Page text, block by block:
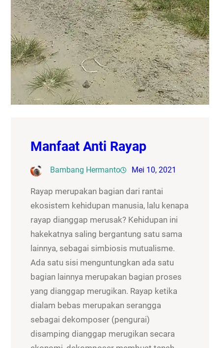
Manfaat Anti Rayap
Bambang Hermanto Mei 10, 2021
Rayap merupakan bagian dari rantai
ekosistem kehidupan manusia, lalu kenapa
rayap dianggap merusak? Kehidupan ini
hakekatnya saling bergantung satu sama
lainnya, sebagai simbiosis mutualisme.
Ada satu sisi menguntungkan ada satu
bagian lainnya merupakan bagian proses
yang dianggap merugikan. Rayap ketika
dialam bebas merupakan serangga
sebagai dekomposer (pengurai)
disamping dianggap merugikan secara